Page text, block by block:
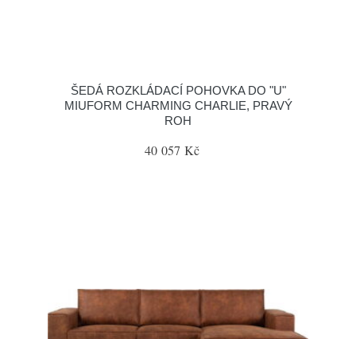
ŠEDÁ ROZKLÁDACÍ POHOVKA DO "U"
MIUFORM CHARMING CHARLIE, PRAVÝ
ROH
40 057 Kč